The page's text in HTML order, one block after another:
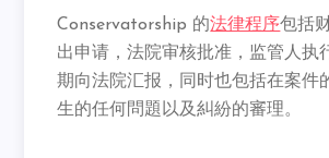
Conservatorship 的法律程序包括
出申请，法院审核批准，监管人执
期向法院汇报，同时也包括在案件
生的任何問題以及糾紛的審理。